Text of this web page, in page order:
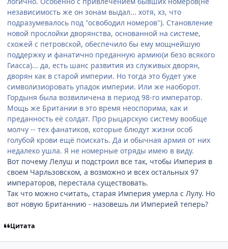
независимость же он зонам выдал... хотя, хз, что
подразумевалось под "освободил номеров"). Становление
новой прослойки дворянства, основанной на системе,
схожей с петровской, обеспечило бы ему мощнейшую
поддержку и фанатично преданную армию(и безо всякого
Гиасса)... да, есть шанс развития из служивых дворян,
дворян как в старой империи. Но тогда это будет уже
символизиоровать упадок империи. Или же наоборот.
Гордыня была возвиличена в период 98-го император.
Мощь же Британии в это время неоспорима, как и
преданность её солдат. Про рыцарскую систему вообще
молчу -- тех фанатиков, которые блюдут жизни особ
голубой крови ещё поискать. Да и обычная армия от них
недалеко ушла. Я не номерные отряды имею в виду.
Вот почему Лелуш и подстроил все так, чтобы Империя в
своем Чарльзовском, а возможно и всех остальных 97
императоров, перестала существовать.
Так что можно считать, старая Империя умерла с Лулу. Но
вот новую Британнию - назовешь ли Империей теперь?
Цитата